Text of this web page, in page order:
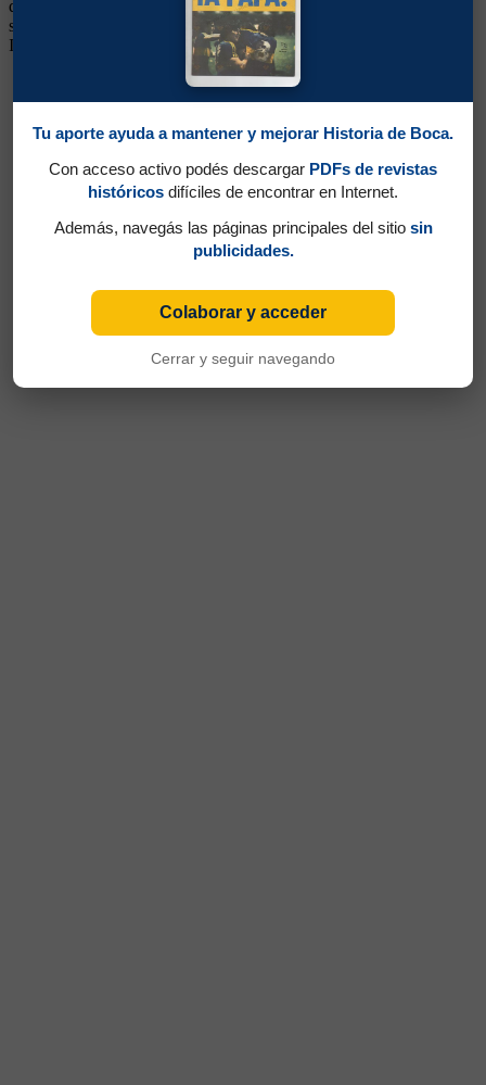
de un gol por partido. Pero no pudo mantenerse, al tener a Varallo
siendo titular en su puesto. Jugó en Flamengo de Brasil y Roma de
Italia y luego estuvo en Vélez en Segunda División.
Tu aporte ayuda a mantener y mejorar Historia de Boca.
Con acceso activo podés descargar PDFs de revistas
históricos difíciles de encontrar en Internet.
Además, navegás las páginas principales del sitio sin
publicidades.
Colaborar y acceder
Cerrar y seguir navegando